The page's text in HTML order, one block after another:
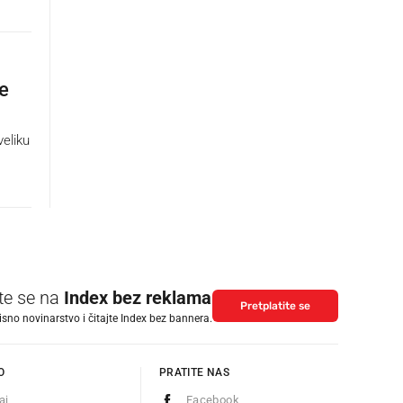
se na Index bez reklama
novinarstvo i čitajte Index bez bannera.
Pretplatite se
PRATITE NAS
Facebook